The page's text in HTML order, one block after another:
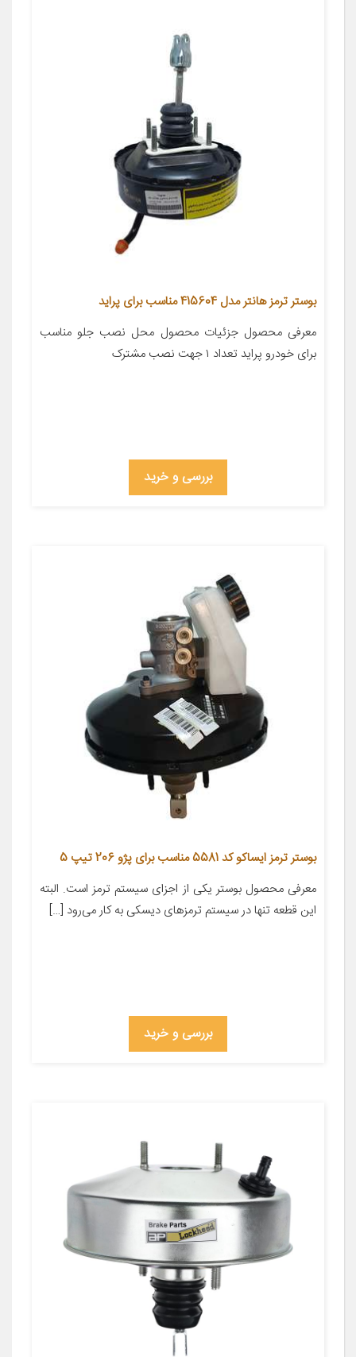
بوستر ترمز هانتر مدل 415604 مناسب برای پراید
معرفی محصول جزئیات محصول محل نصب جلو مناسب
برای خودرو پراید تعداد ۱ جهت نصب مشترک
بررسی و خرید
بوستر ترمز ایساکو کد 5581 مناسب برای پژو 206 تیپ 5
معرفی محصول بوستر یکی از اجزای سیستم ترمز است. البته
این قطعه تنها در سیستم ترمز‌های دیسکی به کار می‌رود […]
بررسی و خرید